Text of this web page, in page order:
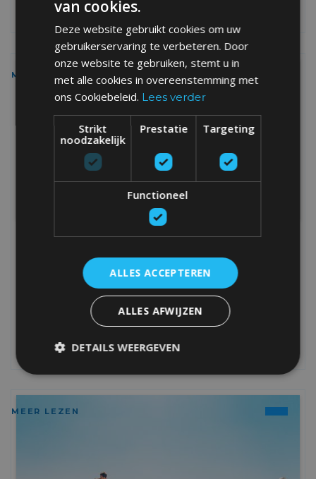
SWEATER.
Ga op donderdag 5 februari met je BoardX-sweater of
hoodie naar school, deel een foto of story op Instagram, tag
@boardx.be en je maakt kans op eengratis BoardX-sweater.
MEER LEZEN
ACTIE
MEER LEZEN
van cookies.
Deze website gebruikt cookies om uw
gebruikerservaring te verbeteren. Door
onze website te gebruiken, stemt u in
met alle cookies in overeenstemming met
ons Cookiebeleid. Lees verder
Strikt
noodzakelijk
Prestatie Targeting
Functioneel
ALLES ACCEPTEREN
ALLES AFWIJZEN
DETAILS WEERGEVEN